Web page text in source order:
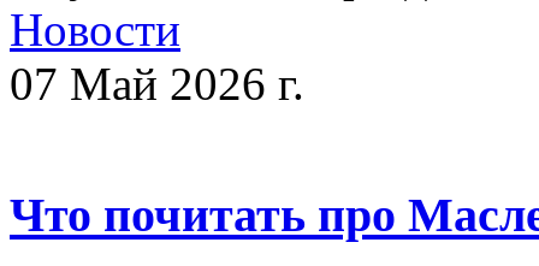
Новости
07 Май 2026 г.
Что почитать про